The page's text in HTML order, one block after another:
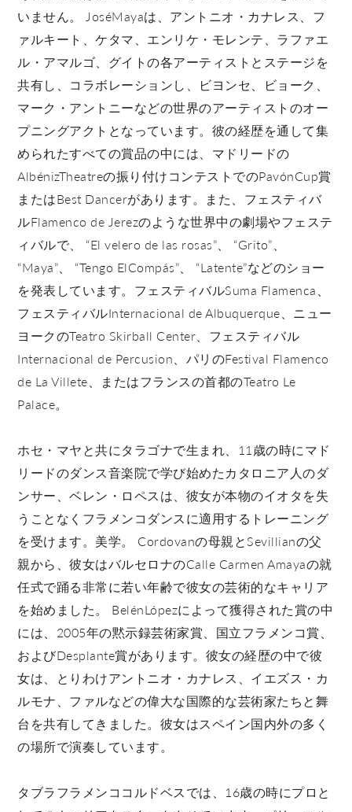
いません。 JoséMayaは、アントニオ・カナレス、フ
ァルキート、ケタマ、エンリケ・モレンテ、ラファエ
ル・アマルゴ、グイトの各アーティストとステージを
共有し、コラボレーションし、ビヨンセ、ビョーク、
マーク・アントニーなどの世界のアーティストのオー
プニングアクトとなっています。彼の経歴を通して集
められたすべての賞品の中には、マドリードの
AlbénizTheatreの振り付けコンテストでのPavónCup賞
またはBest Dancerがあります。また、フェスティバ
ルFlamenco de Jerezのような世界中の劇場やフェステ
ィバルで、 “El velero de las rosas”、 “Grito”、
“Maya”、 “Tengo ElCompás”、 “Latente”などのショー
を発表しています。フェスティバルSuma Flamenca、
フェスティバルInternacional de Albuquerque、ニュー
ヨークのTeatro Skirball Center、フェスティバル
Internacional de Percusion、パリのFestival Flamenco
de La Villete、またはフランスの首都のTeatro Le
Palace。
ホセ・マヤと共にタラゴナで生まれ、11歳の時にマド
リードのダンス音楽院で学び始めたカタロニア人のダ
ンサー、ベレン・ロペスは、彼女が本物のイオタを失
うことなくフラメンコダンスに適用するトレーニング
を受けます。美学。 Cordovanの母親とSevillianの父
親から、彼女はバルセロナのCalle Carmen Amayaの就
任式で踊る非常に若い年齢で彼女の芸術的なキャリア
を始めました。 BelénLópezによって獲得された賞の中
には、2005年の黙示録芸術家賞、国立フラメンコ賞、
およびDesplante賞があります。彼女の経歴の中で彼
女は、とりわけアントニオ・カナレス、イエズス・カ
ルモナ、ファルなどの偉大な国際的な芸術家たちと舞
台を共有してきました。彼女はスペイン国内外の多く
の場所で演奏しています。
タブラフラメンココルドベスでは、16歳の時にプロと